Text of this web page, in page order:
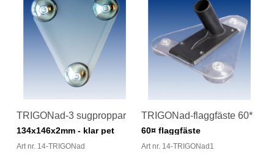
TRIGONad-3 sugproppar
134x146x2mm - klar pet
Art nr. 14-TRIGONad
TRIGONad-flaggfäste 60*
60¤ flaggfäste
Art nr. 14-TRIGONad1